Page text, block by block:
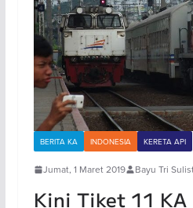
BERITA KA INDONESIA KERETA API
Jumat, 1 Maret 2019 Bayu Tri
Kini Tiket 11 KA